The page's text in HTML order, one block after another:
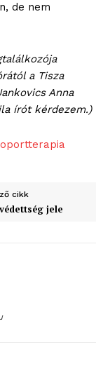
de nem
a Tisza
Anna
írót kérdezem.)
cikk
jele